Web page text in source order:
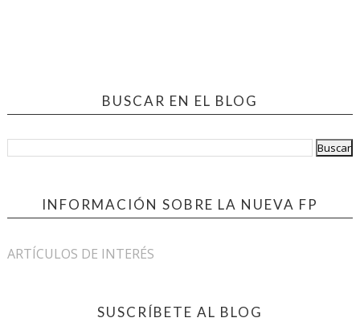
BUSCAR EN EL BLOG
INFORMACIÓN SOBRE LA NUEVA FP
ARTÍCULOS DE INTERÉS
SUSCRÍBETE AL BLOG